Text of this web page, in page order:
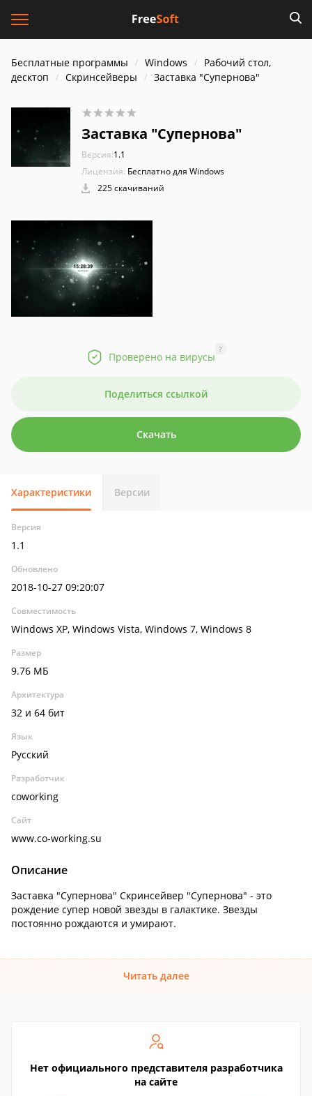
Бесплатные программы Windows
Рабочий стол,
десктоп
Скринсейверы Заставка "Супернова"
Заставка "Супернова"
Версия:1.1
Лицензия: Бесплатно для Windows
225 скачиваний
Проверено на вирусы
?
Поделиться ссылкой
Скачать
Характеристики Версии
Версия
1.1
Обновлено
2018-10-27 09:20:07
Совместимость
Windows XP, Windows Vista, Windows 7, Windows 8
Размер
9.76 МБ
Архитектура
32 и 64 бит
Язык
Русский
Разработчик
coworking
Сайт
www.co-working.su
Описание
Заставка "Супернова" Скринсейвер "Супернова" - это
рождение супер новой звезды в галактике. Звезды
постоянно рождаются и умирают.
Читать далее
Нет официального представителя разработчика
на сайте